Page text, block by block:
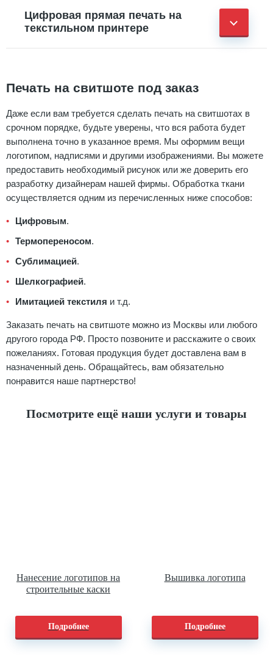
Цифровая прямая печать на
текстильном принтере
Печать на свитшоте под заказ
Даже если вам требуется сделать печать на свитшотах в
срочном порядке, будьте уверены, что вся работа будет
выполнена точно в указанное время. Мы оформим вещи
логотипом, надписями и другими изображениями. Вы можете
предоставить необходимый рисунок или же доверить его
разработку дизайнерам нашей фирмы. Обработка ткани
осуществляется одним из перечисленных ниже способов:
Цифровым.
Термопереносом.
Сублимацией.
Шелкографией.
Имитацией текстиля и т.д.
Заказать печать на свитшоте можно из Москвы или любого
другого города РФ. Просто позвоните и расскажите о своих
пожеланиях. Готовая продукция будет доставлена вам в
назначенный день. Обращайтесь, вам обязательно
понравится наше партнерство!
Посмотрите ещё наши услуги и товары
Нанесение логотипов на
строительные каски
Подробнее
Вышивка логотипа
Подробнее